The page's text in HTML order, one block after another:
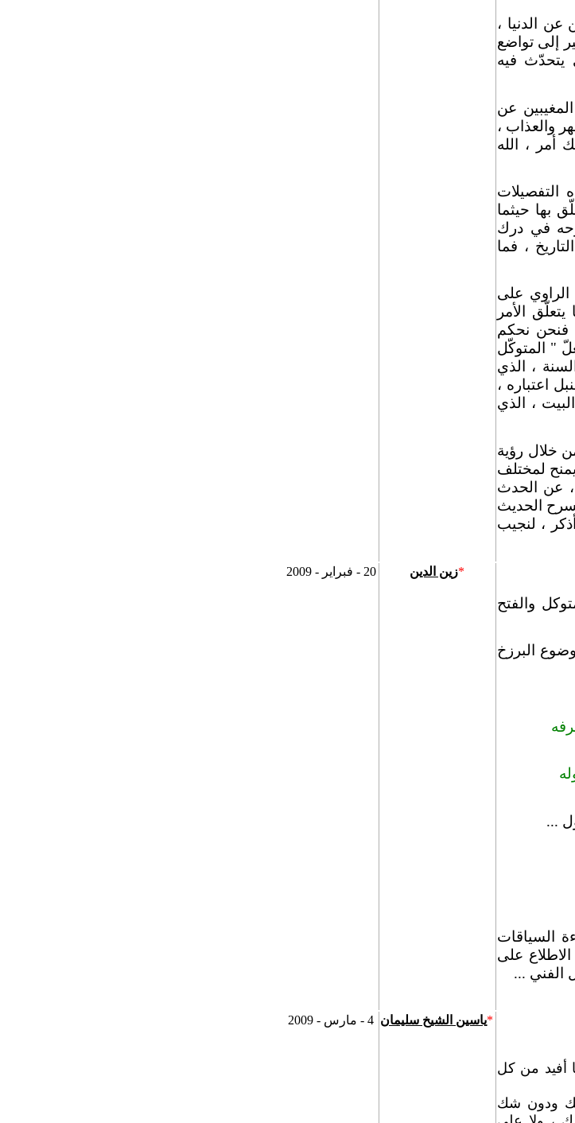
الدنيا ،
إلى تواضع
يتحدّث فيه
عن
والعذاب ،
أمر ، الله
التفصيلات
بها حيثما
في درك
، فما
على
الأمر
فنحن نحكم
" المتوكّل
، الذي
اعتباره ،
، الذي
خلال رؤية
لمختلف
، عن الحدث
الحديث
، لنجيب
والفتح
البرزخ
...
السياقات
على
الفني ...
*زين الدين 20 - فبراير - 2009
أفيد من كل
ودون شك
*ياسين الشيخ سليمان 4 - مارس - 2009